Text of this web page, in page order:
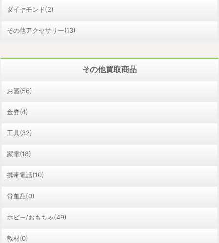
ダイヤモンド(2)
その他アクセサリー(13)
その他買取商品
お酒(56)
金券(4)
工具(32)
家電(18)
携帯電話(10)
骨董品(0)
ホビー/おもちゃ(49)
教材(0)